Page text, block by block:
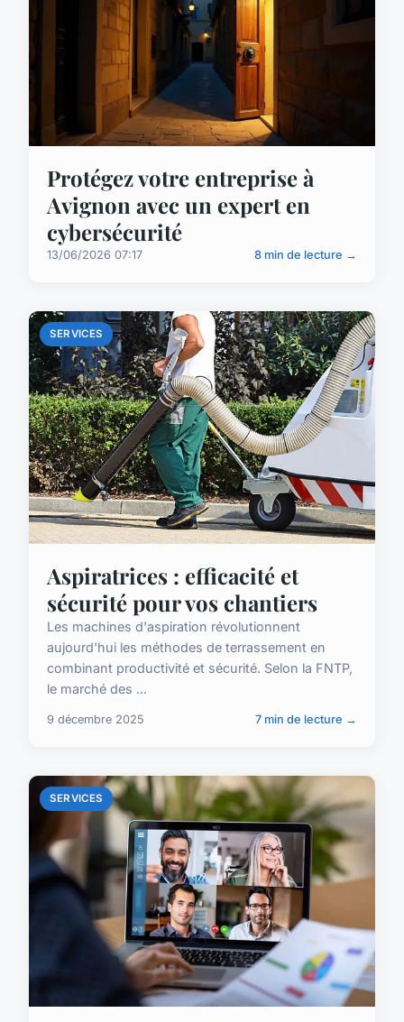
Protégez votre entreprise à
Avignon avec un expert en
cybersécurité
13/06/2026 07:17 8 min de lecture →
SERVICES
Aspiratrices : efficacité et
sécurité pour vos chantiers
Les machines d'aspiration révolutionnent
aujourd'hui les méthodes de terrassement en
combinant productivité et sécurité. Selon la FNTP,
le marché des ...
9 décembre 2025 7 min de lecture →
SERVICES